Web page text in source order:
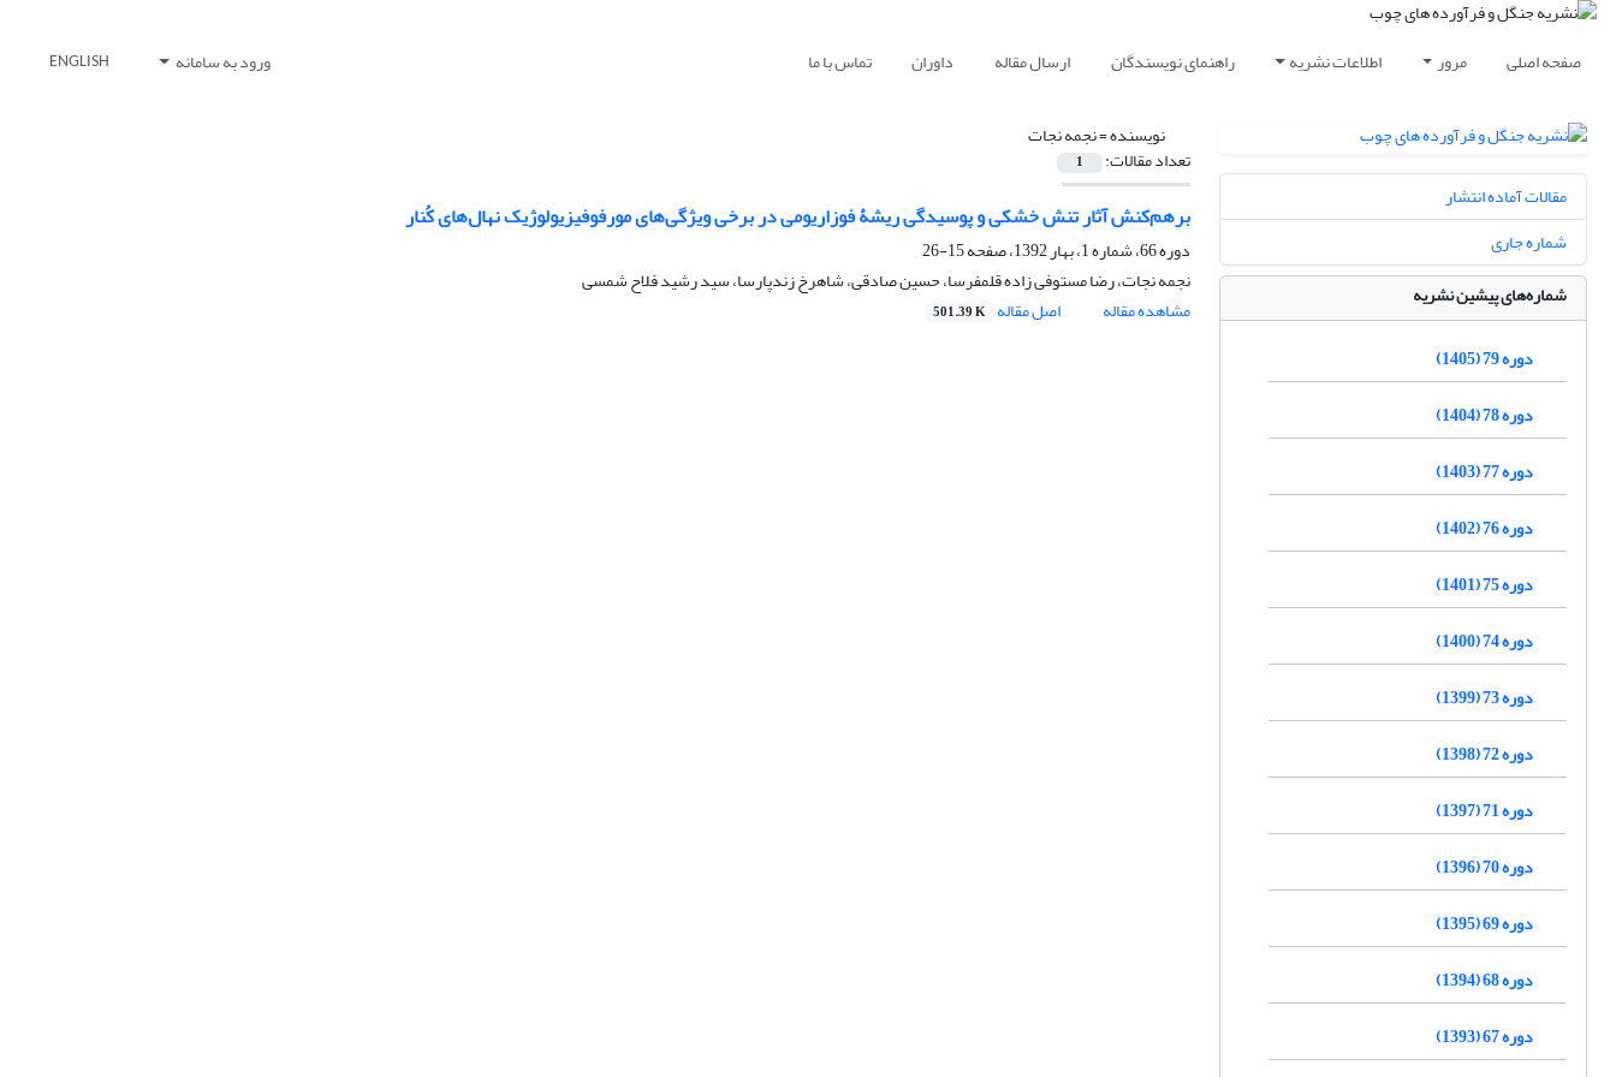
صفحه اصلی مرور اطلاعات نشریه راهنمای نویسندگان ارسال مقاله داوران تماس با ما ورود به سامانه ENGLISH
نویسنده =نجمه نجات
تعداد مقالات: 1
برهم‌‌کنش آثار تنش خشکی و پوسیدگی ریشۀ فوزاریومی در برخی ویژگی‌های مورفوفیزیولوژیک نهال‌های کُنار
دوره 66، شماره 1، بهار 1392، صفحه
15-26
نجمه نجات، رضا مستوفی زاده قلمفرسا، حسین صادقی، شاهرخ زندپارسا، سید رشید فلاح شمسی
مشاهده مقاله
اصل مقاله 501.39 K
مقالات آماده انتشار
شماره جاری
شماره‌های پیشین نشریه
دوره 79 (1405)
دوره 78 (1404)
دوره 77 (1403)
دوره 76 (1402)
دوره 75 (1401)
دوره 74 (1400)
دوره 73 (1399)
دوره 72 (1398)
دوره 71 (1397)
دوره 70 (1396)
دوره 69 (1395)
دوره 68 (1394)
دوره 67 (1393)